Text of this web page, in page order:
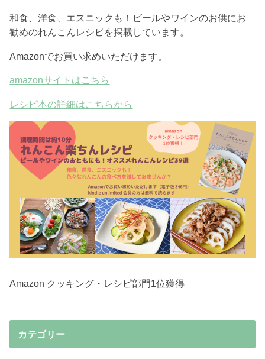
和食、洋食、エスニックも！ビールやワインのお供にお
勧めのれんこんレシピを掲載しています。
Amazonでお買い求めいただけます。
amazonサイトはこちら
レシピ本の詳細はこちらから
Amazon クッキング・レシピ部門1位獲得
カテゴリー